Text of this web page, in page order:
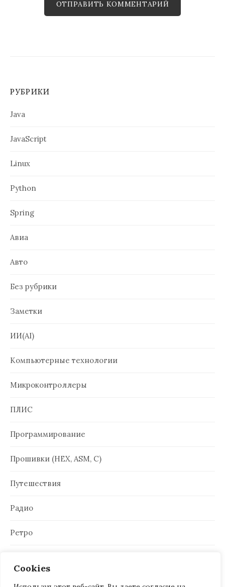
Cookies
РУБРИКИ
Java
JavaScript
Linux
Python
Spring
Авиа
Авто
Без рубрики
Заметки
ИИ(AI)
Компьютерные технологии
Микроконтроллеры
ПЛИС
Программирование
Прошивки (HEX, ASM, C)
Путешествия
Радио
Ретро